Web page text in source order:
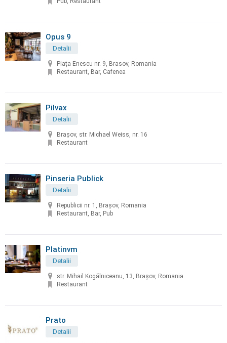
Opus 9
Detalii
Piața Enescu nr. 9, Brasov, Romania
Restaurant, Bar, Cafenea
Pilvax
Detalii
Brașov, str. Michael Weiss, nr. 16
Restaurant
Pinseria Publick
Detalii
Republicii nr. 1, Brașov, Romania
Restaurant, Bar, Pub
Platinvm
Detalii
str. Mihail Kogălniceanu, 13, Brașov, Romania
Restaurant
Prato
Detalii